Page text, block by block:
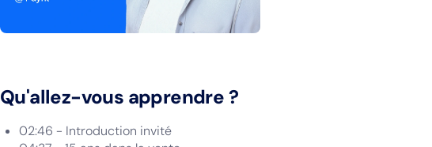
Qu'allez-vous apprendre ?
02:46 - Introduction invité